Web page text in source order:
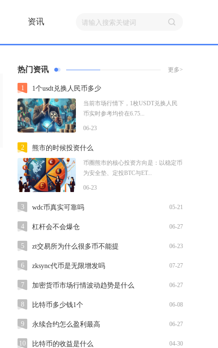
资讯
热门资讯 更多>
1 1个usdt兑换人民币多少
当前市场行情下，1枚USDT兑换人民
币实时参考均价在6.75...
06-23
2 熊市的时候投资什么
币圈熊市的核心投资方向是：以稳定币
为安全垫、定投BTC与ET...
06-23
3 wdc币真实可靠吗 05-21
4 杠杆会不会爆仓 06-27
5 zt交易所为什么很多币不能提 06-23
6 zksync代币是无限增发吗 07-27
7 加密货币市场行情波动趋势是什么 06-27
8 比特币多少钱1个 06-08
9 永续合约怎么盈利最高 06-27
10 比特币的收益是什么 04-30